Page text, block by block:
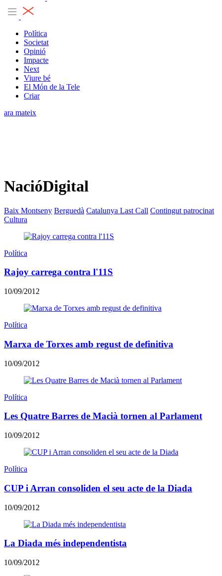
Política
Societat
Opinió
Impacte
Next
Viure bé
El Món de la Tele
Criar
ara mateix
NacióDigital
Baix Montseny Berguedà Catalunya Last Call Contingut patrocinat
Cultura
Política
Rajoy carrega contra l'11S
10/09/2012
Política
Marxa de Torxes amb regust de definitiva
10/09/2012
Política
Les Quatre Barres de Macià tornen al Parlament
10/09/2012
Política
CUP i Arran consoliden el seu acte de la Diada
10/09/2012
La Diada més independentista
10/09/2012